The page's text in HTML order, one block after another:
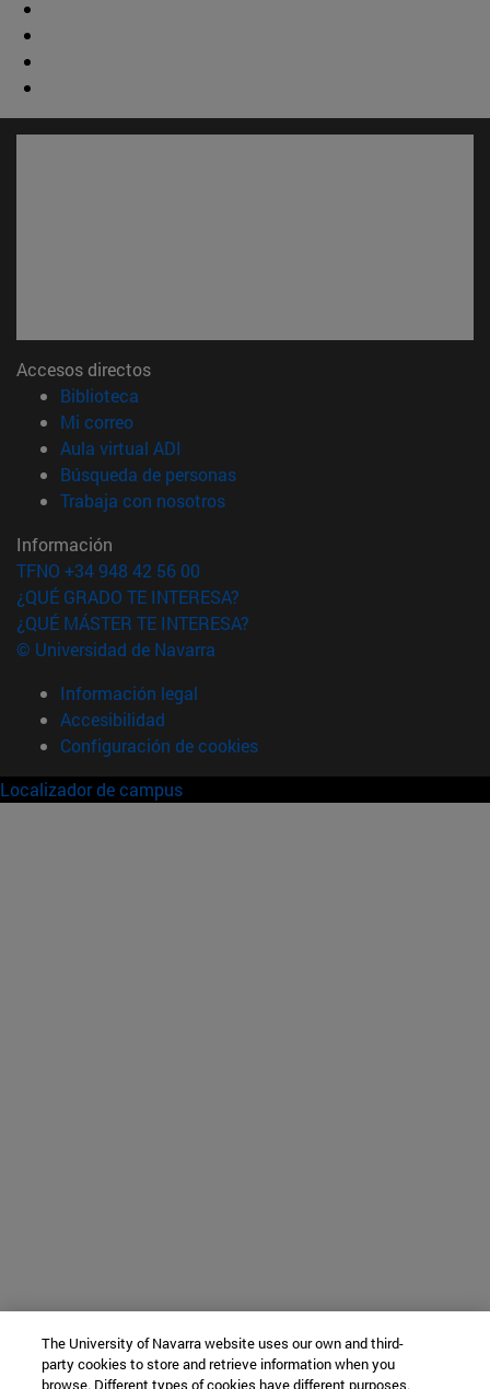
Accesos directos
Biblioteca
Mi correo(abre en nueva ventana)
Aula virtual ADI
Búsqueda de personas(abre en nueva ventana)
Trabaja con nosotros(abre en nueva ventana)
Información
TFNO +34 948 42 56 00
¿QUÉ GRADO TE INTERESA?
¿QUÉ MÁSTER TE INTERESA?
© Universidad de Navarra
Información legal
Accesibilidad
Configuración de cookies
Localizador de campus
The University of Navarra website uses our own and third-
party cookies to store and retrieve information when you
browse. Different types of cookies have different purposes.